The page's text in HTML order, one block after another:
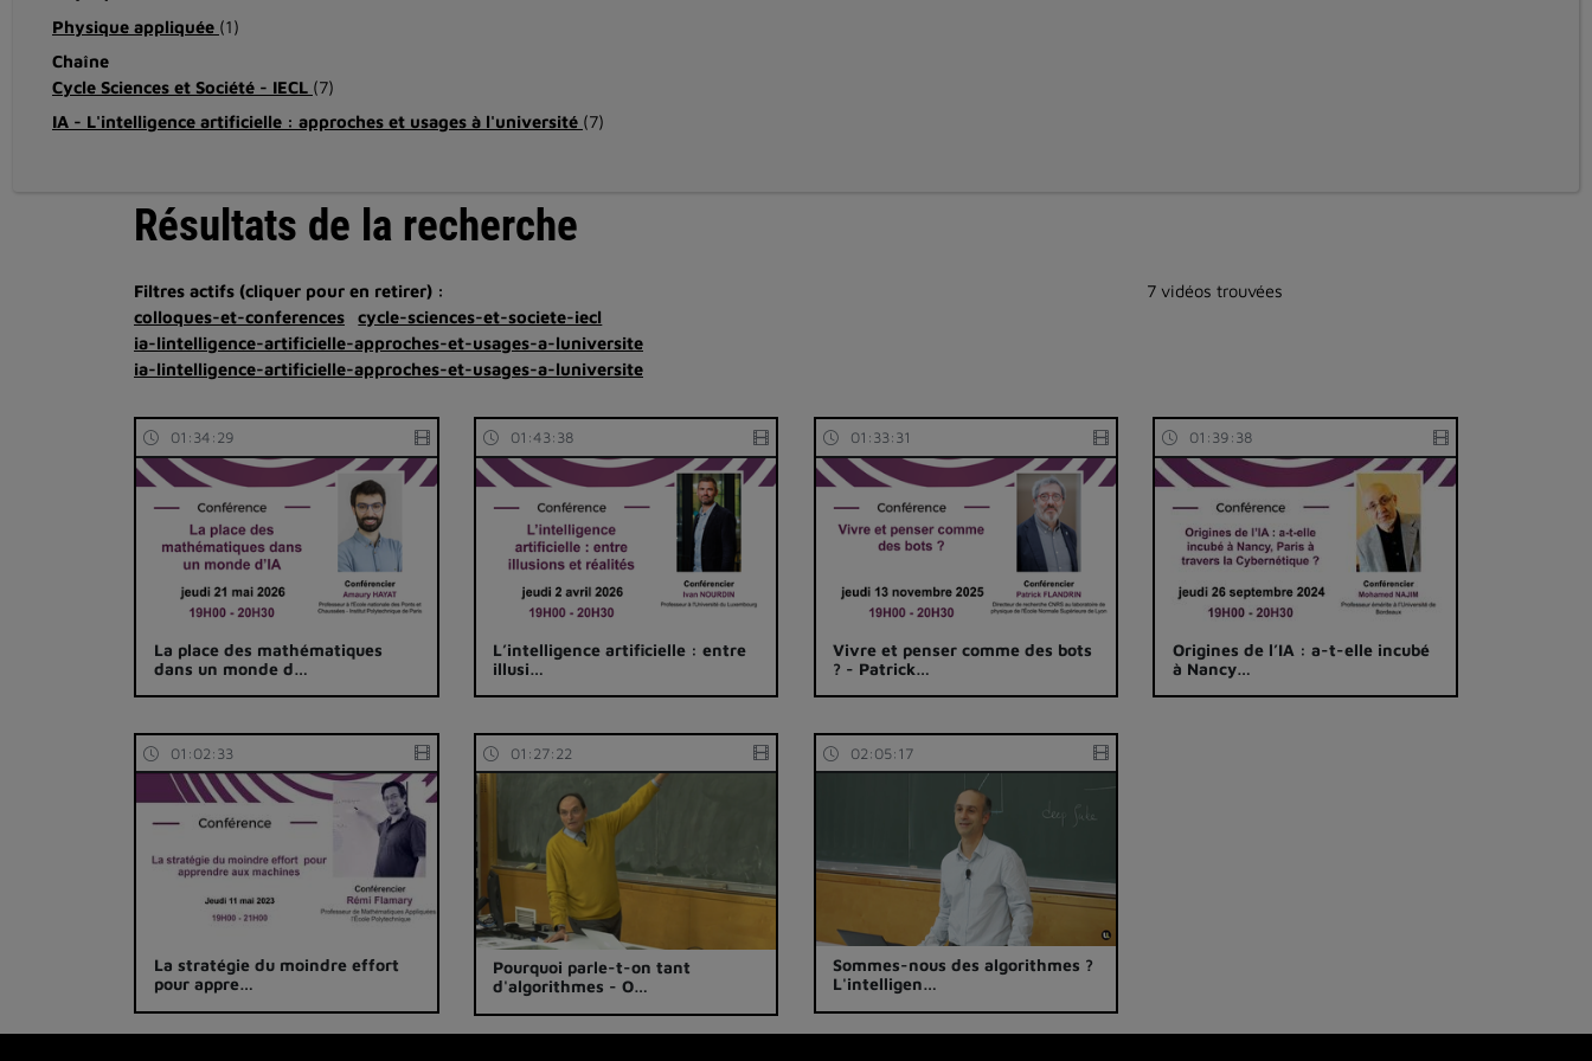
Physique appliquée (1)
Chaîne
Cycle Sciences et Société - IECL (7)
IA - L'intelligence artificielle : approches et usages à l'université (7)
Résultats de la recherche
Filtres actifs (cliquer pour en retirer) :
colloques-et-conferences
cycle-sciences-et-societe-iecl
ia-lintelligence-artificielle-approches-et-usages-a-luniversite
ia-lintelligence-artificielle-approches-et-usages-a-luniversite
7 vidéos trouvées
01:34:29
La place des mathématiques
dans un monde d…
01:43:38
L’intelligence artificielle : entre
illusi…
01:33:31
Vivre et penser comme des bots
? - Patrick…
01:39:38
Origines de l’IA : a-t-elle incubé
à Nancy…
01:02:33
La stratégie du moindre effort
pour appre…
01:27:22
Pourquoi parle-t-on tant
d'algorithmes - O…
02:05:17
Sommes-nous des algorithmes ?
L'intelligen…